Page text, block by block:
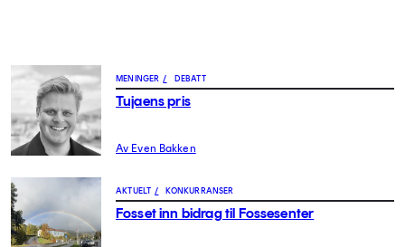
MENINGER / DEBATT
Tujaens pris
Av Even Bakken
AKTUELT / KONKURRANSER
Fosset inn bidrag til Fossesenter